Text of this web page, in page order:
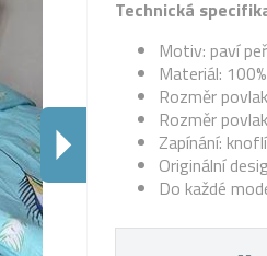
Technická
Motiv: paví
Materiál:
Rozměr
Rozměr
Zapínání:
Originální
Do každé